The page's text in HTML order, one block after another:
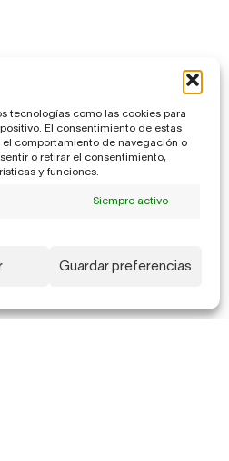
tecnologías como las cookies para
El consentimiento de estas
comportamiento de navegación o
o retirar el consentimiento,
y funciones.
Siempre activo
Guardar preferencias